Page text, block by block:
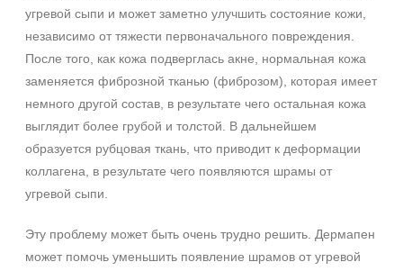
угревой сыпи и может заметно улучшить состояние кожи,
независимо от тяжести первоначального повреждения.
После того, как кожа подверглась акне, нормальная кожа
заменяется фиброзной тканью (фиброзом), которая имеет
немного другой состав, в результате чего остальная кожа
выглядит более грубой и толстой. В дальнейшем
образуется рубцовая ткань, что приводит к деформации
коллагена, в результате чего появляются шрамы от
угревой сыпи.
Эту проблему может быть очень трудно решить. Дермапен
может помочь уменьшить появление шрамов от угревой